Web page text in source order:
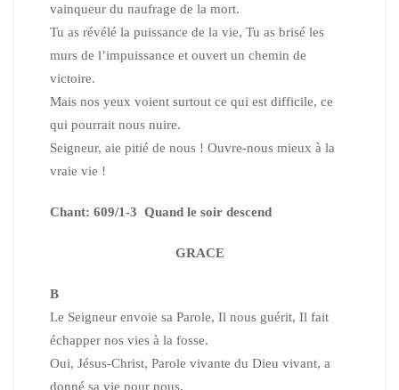
vainqueur du naufrage de la mort.
Tu as révélé la puissance de la vie, Tu as brisé les
murs de l’impuissance et ouvert un chemin de
victoire.
Mais nos yeux voient surtout ce qui est difficile, ce
qui pourrait nous nuire.
Seigneur, aie pitié de nous ! Ouvre-nous mieux à la
vraie vie !
Chant: 609/1-3 Quand le soir descend
GRACE
B
Le Seigneur envoie sa Parole, Il nous guérit, Il fait
échapper nos vies à la fosse.
Oui, Jésus-Christ, Parole vivante du Dieu vivant, a
donné sa vie pour nous.